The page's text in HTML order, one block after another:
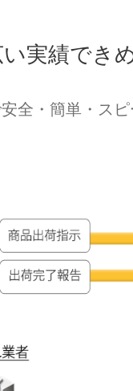
い実績でき
全・簡単・ス